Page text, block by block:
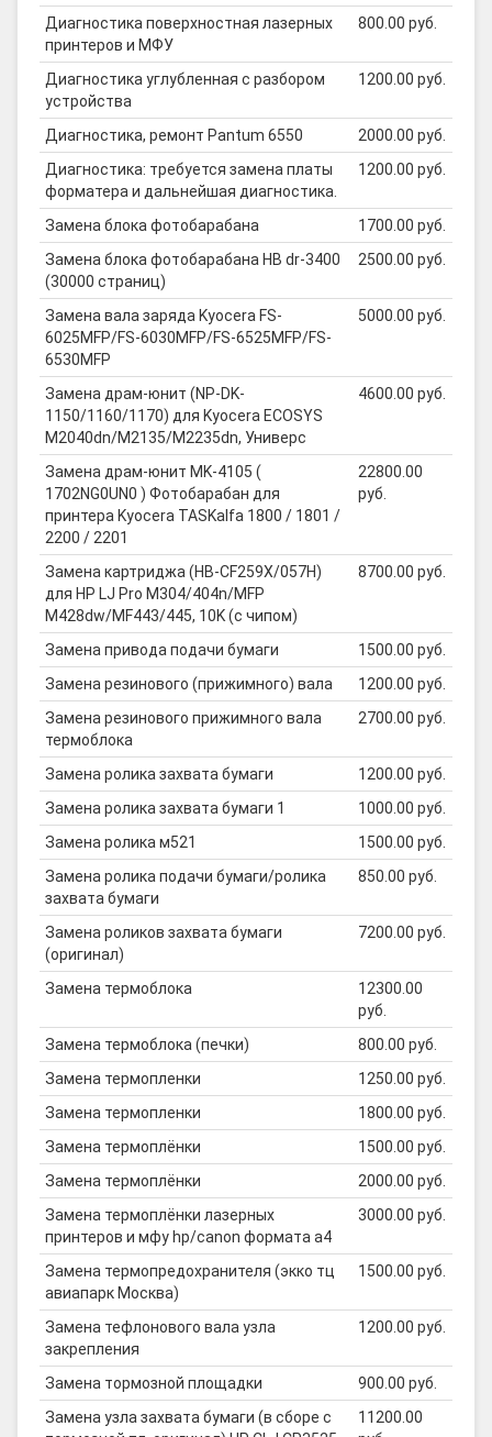
Диагностика поверхностная лазерных
принтеров и МФУ
800.00 руб.
Диагностика углубленная с разбором
устройства
1200.00 руб.
Диагностика, ремонт Pantum 6550
2000.00 руб.
Диагностика: требуется замена платы
форматера и дальнейшая диагностика.
1200.00 руб.
Замена блока фотобарабана
1700.00 руб.
Замена блока фотобарабана HB dr-3400
(30000 страниц)
2500.00 руб.
Замена вала заряда Kyocera FS-
6025MFP/FS-6030MFP/FS-6525MFP/FS-
6530MFP
5000.00 руб.
Замена драм-юнит (NP-DK-
1150/1160/1170) для Kyocera ECOSYS
M2040dn/M2135/M2235dn, Универс
4600.00 руб.
Замена драм-юнит MK-4105 (
1702NG0UN0 ) Фотобарабан для
принтера Kyocera TASKalfa 1800 / 1801 /
2200 / 2201
22800.00
руб.
Замена картриджа (HB-CF259X/057H)
для HP LJ Pro M304/404n/MFP
M428dw/MF443/445, 10K (с чипом)
8700.00 руб.
Замена привода подачи бумаги
1500.00 руб.
Замена резинового (прижимного) вала
1200.00 руб.
Замена резинового прижимного вала
термоблока
2700.00 руб.
Замена ролика захвата бумаги
1200.00 руб.
Замена ролика захвата бумаги 1
1000.00 руб.
Замена ролика м521
1500.00 руб.
Замена ролика подачи бумаги/ролика
захвата бумаги
850.00 руб.
Замена роликов захвата бумаги
(оригинал)
7200.00 руб.
Замена термоблока
12300.00
руб.
Замена термоблока (печки)
800.00 руб.
Замена термопленки
1250.00 руб.
Замена термопленки
1800.00 руб.
Замена термоплёнки
1500.00 руб.
Замена термоплёнки
2000.00 руб.
Замена термоплёнки лазерных
принтеров и мфу hp/canon формата а4
3000.00 руб.
Замена термопредохранителя (экко тц
авиапарк Москва)
1500.00 руб.
Замена тефлонового вала узла
закрепления
1200.00 руб.
Замена тормозной площадки
900.00 руб.
Замена узла захвата бумаги (в сборе с
11200.00